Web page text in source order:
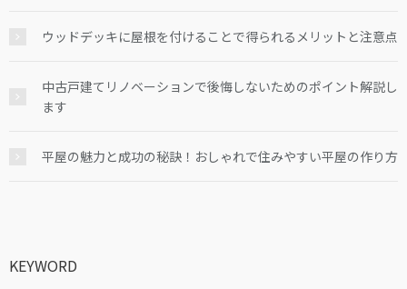
ウッドデッキに屋根を付けることで得られるメリットと注意点
中古戸建てリノベーションで後悔しないためのポイント解説し
ます
平屋の魅力と成功の秘訣！おしゃれで住みやすい平屋の作り方
KEYWORD